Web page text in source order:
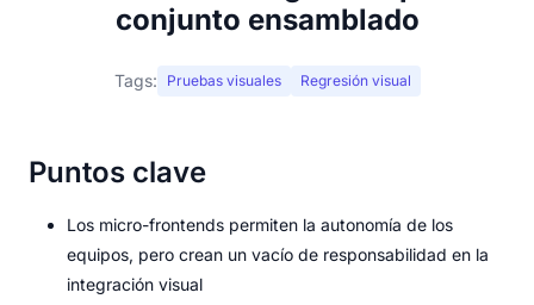
conjunto ensamblado
Tags: Pruebas visuales Regresión visual
Puntos clave
Los micro-frontends permiten la autonomía de los
equipos, pero crean un vacío de responsabilidad en la
integración visual